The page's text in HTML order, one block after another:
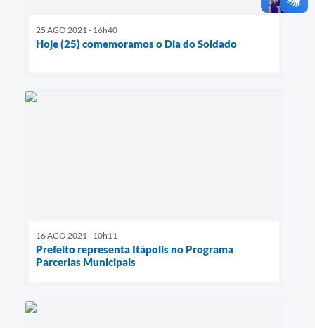
25 AGO 2021 - 16h40
Hoje (25) comemoramos o Dia do Soldado
16 AGO 2021 - 10h11
Prefeito representa Itápolis no Programa
Parcerias Municipais